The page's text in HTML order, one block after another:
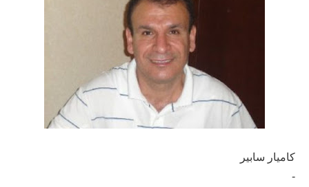
كامیار سابیر
-